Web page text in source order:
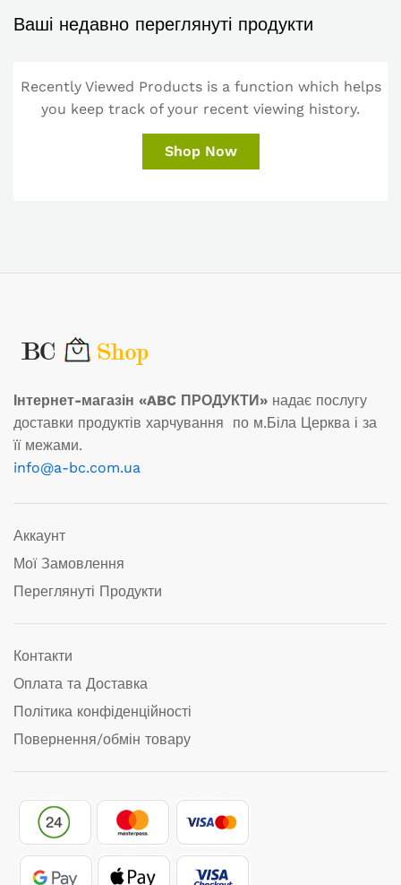
Ваші недавно переглянуті продукти
Recently Viewed Products is a function which helps
you keep track of your recent viewing history.
Shop Now
Інтернет-магазін «ABC ПРОДУКТИ» надає послугу
доставки продуктів харчування по м.Біла Церква і за
її межами.
info@a-bc.com.ua
Аккаунт
Мої Замовлення
Переглянуті Продукти
Контакти
Оплата та Доставка
Політика конфіденційності
Повернення/обмін товару